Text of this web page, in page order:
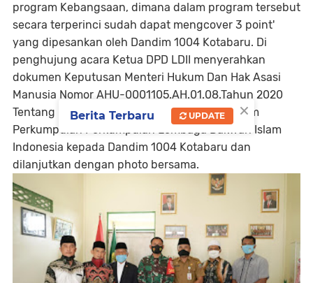
program Kebangsaan, dimana dalam program tersebut
secara terperinci sudah dapat mengcover 3 point'
yang dipesankan oleh Dandim 1004 Kotabaru. Di
penghujung acara Ketua DPD LDII menyerahkan
dokumen Keputusan Menteri Hukum Dan Hak Asasi
Manusia Nomor AHU-0001105.AH.01.08.Tahun 2020
Tentang Persetujuan Perubahan Badan Hukum
Perkumpulan Perkumpulan Lembaga Dakwah Islam
Indonesia kepada Dandim 1004 Kotabaru dan
dilanjutkan dengan photo bersama.
×
Berita Terbaru UPDATE